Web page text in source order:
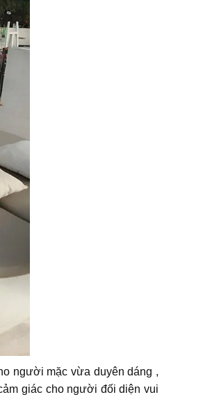
người mặc vừa duyên dáng ,
giác cho người đối diện vui